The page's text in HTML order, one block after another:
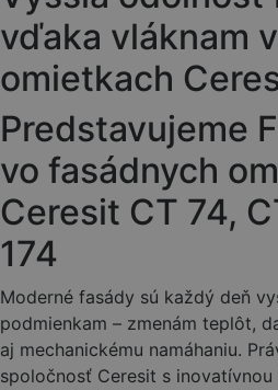
Predstavujeme
vo fasádnych
Ceresit CT 74,
174
Moderné fasády sú každý deň
podmienkam – zmenám teplôt,
aj mechanickému namáhaniu.
spoločnosť Ceresit s